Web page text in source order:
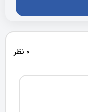
0 نظر